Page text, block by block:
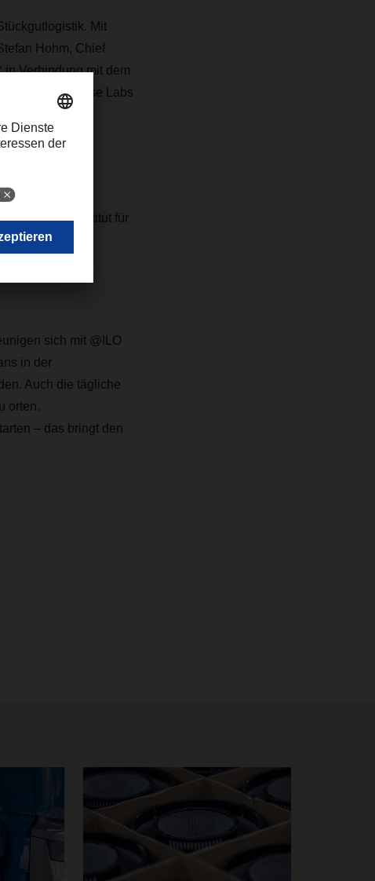
Mit
Hohm, Chief
in Verbindung mit dem
Enterprise Labs
IML und
Fraunhofer-Institut für
sich mit @ILO
in der
Auch die tägliche
orten.
– das bringt den